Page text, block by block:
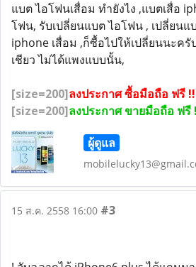
แบต ไอโฟนเสื่อม ทำยังไง ,แบตเสื่อ
โฟน, รับเปลี่ยนแบต ไอโฟน , เปลี่ยน
iphone เสื่อม ,ก็ซื้อไปให้เปลี่ยนนะค
เชียว ไม่ได้แพงแบบนั้น,
[size=200]ลงประกาศ ซื้อมือถือ ฟรี !!
[size=200]ลงประกาศ ขายมือถือ ฟรี
ผู้ดูแล
15 ส.ค. 2558 16:00 #3